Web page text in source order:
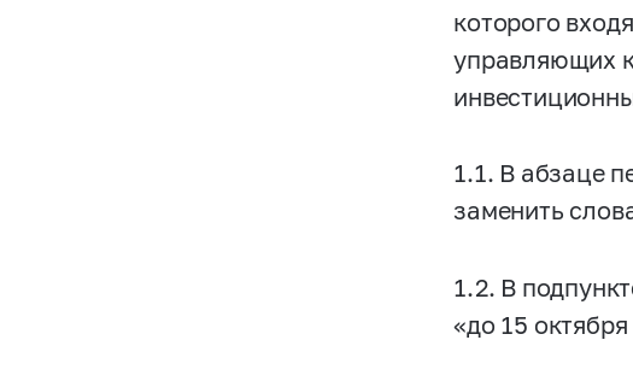
которого
управляющих
1.1. В абзаце
заменить
1.2. В
«до 15 октября